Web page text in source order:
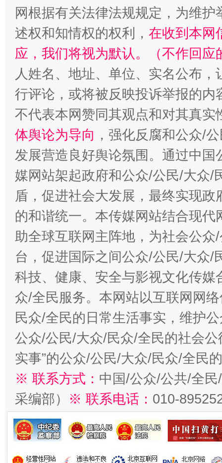
招工难、用工荒背后
网根据有关法律法规规定，为维
述权和知情权的权利， 在收到本网
应，我们将视为默认。（不作回应
人姓名、地址、单位、实名公布
行评论，或将被反映投诉举报的
不代表本网赞同其观点和对其真实
体舆论为导向 ，强化反腐和公众/
发展营造良好舆论氛围。通过中
媒网站架起政府和公众/公民/大众/
盾，促进社会大发展，最终实现
的和谐统一。本传媒网站结合现
助全球互联网主阵地，为社会公
台，促进国际之间公众/公民/大众/
科技、健康、安全与影视文化传
众/全民服务。本网站以互联网网
民众/全民的日常生活事实，维护
公众/公民/大众/民众/全民的社会公
实事”的公众/公民/大众/民众/全民
※ 联系方式： 中国/公众/公共/全
采编部） ※ 联系电话： 010-